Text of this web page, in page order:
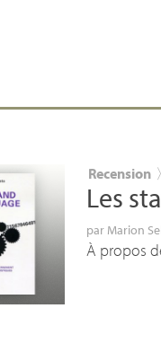
Recension 〉
Les
par Marion
À propos